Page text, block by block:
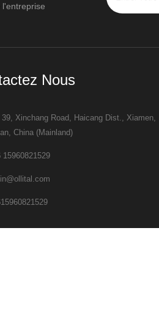
Nous
39, Xinchang Road, Haicang Dist., Xiamen,
China (Mainland)
15960821529